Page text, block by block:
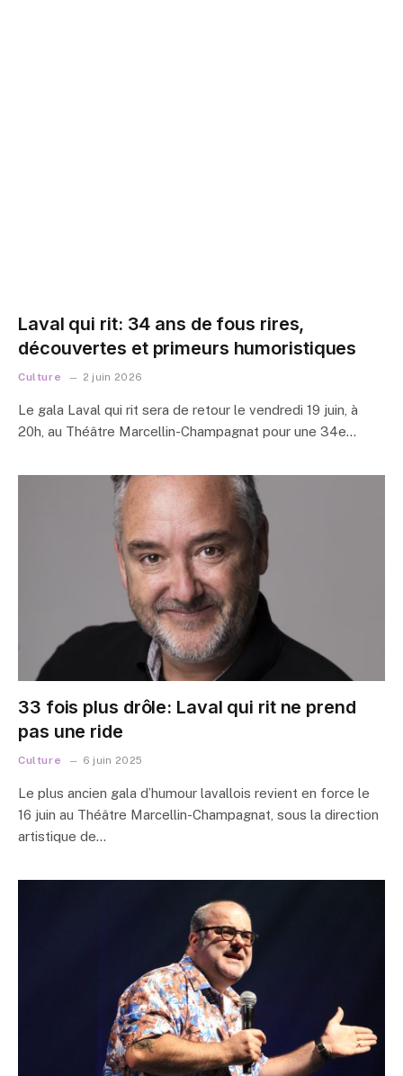
Laval qui rit: 34 ans de fous rires,
découvertes et primeurs humoristiques
Culture 2 juin 2026
Le gala Laval qui rit sera de retour le vendredi 19 juin, à
20h, au Théâtre Marcellin-Champagnat pour une 34e…
33 fois plus drôle: Laval qui rit ne prend
pas une ride
Culture 6 juin 2025
Le plus ancien gala d’humour lavallois revient en force le
16 juin au Théâtre Marcellin-Champagnat, sous la direction
artistique de…